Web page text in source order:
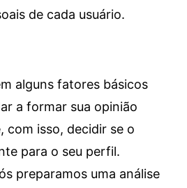
de cada usuário.
alguns fatores básicos
a formar sua opinião
com isso, decidir se o
para o seu perfil.
preparamos uma análise